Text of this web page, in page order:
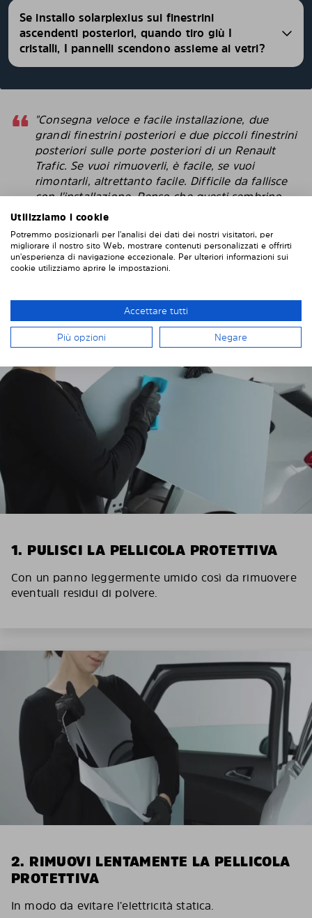
Se installo solarplexius sui finestrini
ascendenti posteriori, quando tiro giù I
cristalli, I pannelli scendono assieme ai vetri?
"Consegna veloce e facile installazione, due
grandi finestrini posteriori e due piccoli finestrini
posteriori sulle porte posteriori di un Renault
Trafic. Se vuoi rimuoverli, è facile, se vuoi
rimontarli, altrettanto facile. Difficile da fallisce
con l'installazione. Penso che questi sembrino
più intelligenti delle pellicole protettive che
Robert
INSTALLAZIONE DI SOLARPLEXIUS
1. PULISCI LA PELLICOLA PROTETTIVA
Con un panno leggermente umido così da rimuovere
eventuali residui di polvere.
2. RIMUOVI LENTAMENTE LA PELLICOLA
PROTETTIVA
In modo da evitare l’elettricità statica.
Utilizziamo i cookie
Potremmo posizionarli per l'analisi dei dati dei nostri visitatori, per
migliorare il nostro sito Web, mostrare contenuti personalizzati e offrirti
un'esperienza di navigazione eccezionale. Per ulteriori informazioni sui
cookie utilizziamo aprire le impostazioni.
Accettare tutti
Più opzioni Negare